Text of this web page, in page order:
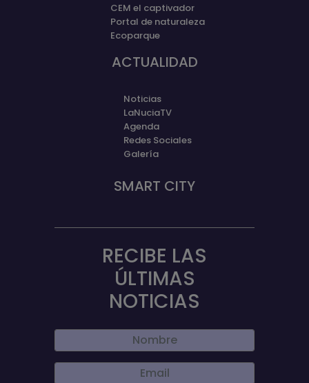
CEM el captivador
Portal de naturaleza
Ecoparque
ACTUALIDAD
Noticias
LaNuciaTV
Agenda
Redes Sociales
Galería
SMART CITY
RECIBE LAS
ÚLTIMAS
NOTICIAS